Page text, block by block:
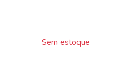
Sem estoque